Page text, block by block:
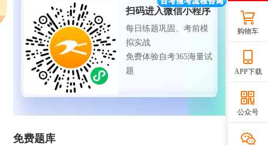
扫码进入微信小程序
每日练题巩固、考前模
拟实战
免费体验自考365海量试
题
免费题库
购物车
APP下载
公众号